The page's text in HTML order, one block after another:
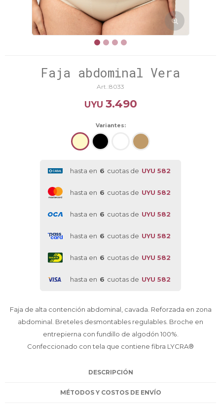
Faja abdominal Vera
8033
UYU 3.490
Variantes:
hasta en 6 cuotas de UYU 582
hasta en 6 cuotas de UYU 582
hasta en 6 cuotas de UYU 582
hasta en 6 cuotas de UYU 582
hasta en 6 cuotas de UYU 582
hasta en 6 cuotas de UYU 582
Faja de alta contención abdominal, cavada. Reforzada en zona
abdominal. Breteles desmontables regulables. Broche en
entrepierna con fundillo de algodón 100%.
Confeccionado con tela que contiene fibra LYCRA®
DESCRIPCIÓN
MÉTODOS Y COSTOS DE ENVÍO